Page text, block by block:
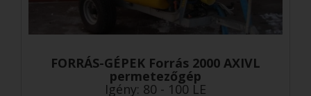
FORRÁS-GÉPEK Forrás 2000 AXIVL
permetezőgép
Igény: 80 - 100 LE